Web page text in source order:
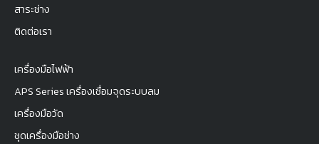
สาระช่าง
ติดต่อเรา
เครื่องมือไฟฟ้า
APS Series เครื่องเชื่อมจุดระบบลม
เครื่องมือวัด
ชุดเครื่องมือช่าง